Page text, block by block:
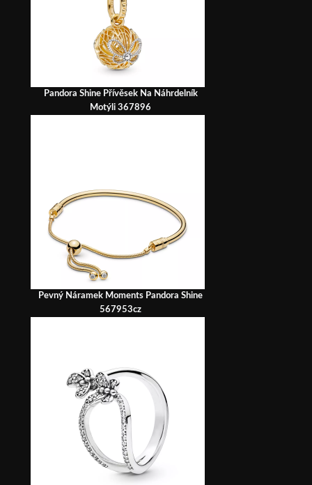
Pandora Shine Přívěsek Na Náhrdelník
Motýli 367896
Pevný Náramek Moments Pandora Shine
567953cz